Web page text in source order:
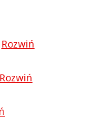
Rozwiń
Rozwiń